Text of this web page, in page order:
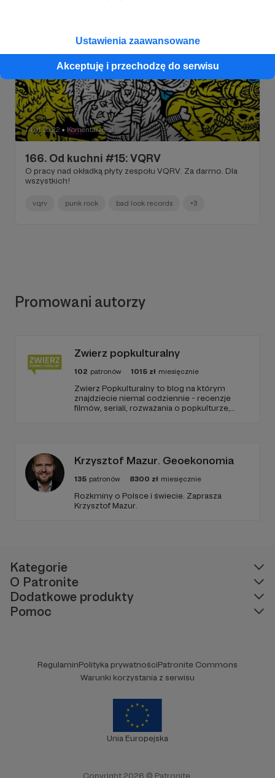
Ustawienia zaawansowane
Akceptuję i przechodzę do serwisu
14.01.2022 ● Komentarze: 2
166. Od kuchni #15: VQRV
O pracy nad okładką płyty zespołu VQRV. Za darmo. Dla
wszystkich!
vqrv punk rock bad look records +3
Promowani autorzy
Zwierz popkulturalny
102 patronów 1015 zł miesięcznie
Zwierz Popkulturalny to blog na którym
znajdziecie niemal codziennie - recenzje
filmów, seriali, rozważania o popkulturze,
Krzysztof Mazur. Geoekonomia
135 patronów 8300 zł miesięcznie
Rozkminy o Polsce i świecie. Zaprasza
Krzysztof Mazur.
Kategorie
O Patronite
Dodatkowe produkty
Pomoc
RegulaminPolityka prywatnościPatronite Commons
Warunki korzystania z serwisu
Unia Europejska
Copyright 2026 © Patronite.